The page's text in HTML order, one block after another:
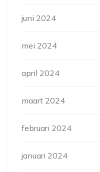
juni 2024
mei 2024
april 2024
maart 2024
februari 2024
januari 2024